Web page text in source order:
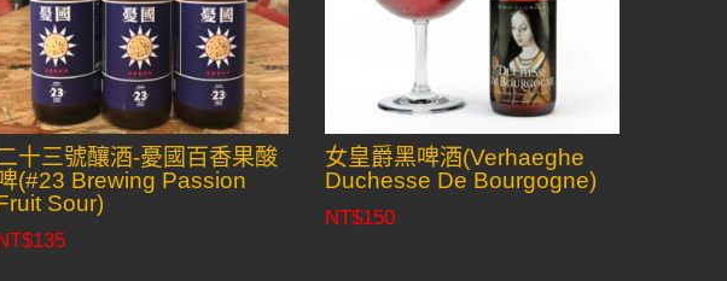
十三號釀酒-憂國百香果酸
(#23 Brewing Passion
Sour)
135
女皇爵黑啤酒(Verhaeghe
Duchesse De Bourgogne)
NT$150